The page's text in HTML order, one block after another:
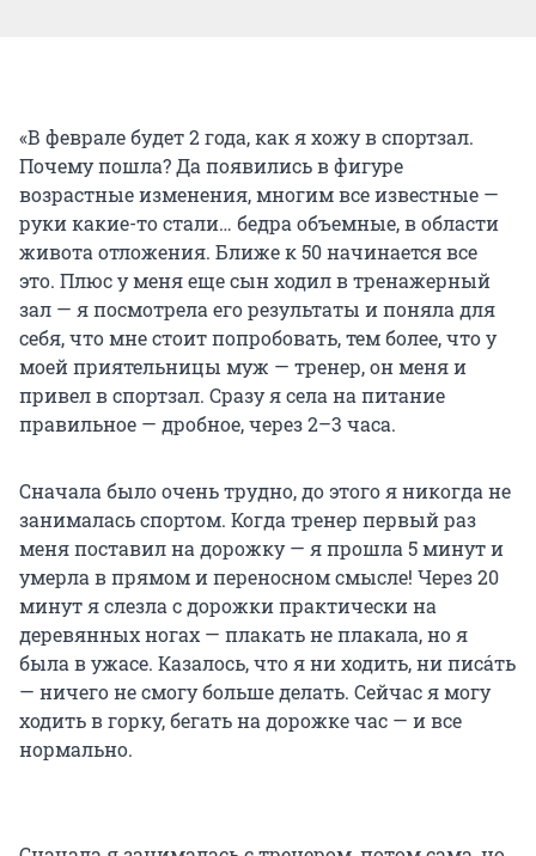
«В феврале будет 2 года, как я хожу в спортзал.
Почему пошла? Да появились в фигуре
возрастные изменения, многим все известные —
руки какие-то стали… бедра объемные, в области
живота отложения. Ближе к 50 начинается все
это. Плюс у меня еще сын ходил в тренажерный
зал — я посмотрела его результаты и поняла для
себя, что мне стоит попробовать, тем более, что у
моей приятельницы муж — тренер, он меня и
привел в спортзал. Сразу я села на питание
правильное — дробное, через 2–3 часа.
Сначала было очень трудно, до этого я никогда не
занималась спортом. Когда тренер первый раз
меня поставил на дорожку — я прошла 5 минут и
умерла в прямом и переносном смысле! Через 20
минут я слезла с дорожки практически на
деревянных ногах — плакать не плакала, но я
была в ужасе. Казалось, что я ни ходить, ни писáть
— ничего не смогу больше делать. Сейчас я могу
ходить в горку, бегать на дорожке час — и все
нормально.